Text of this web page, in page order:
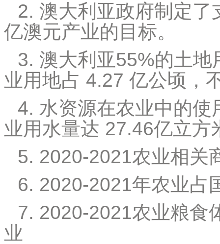
2. 澳大利亚政府制定
亿澳元产业的目标。
3. 澳大利亚55%的土
业用地占 4.27 亿公顷，
4. 水资源在农业中的
业用水量达 27.46亿立方
5. 2020-2021农业相关
6. 2020-2021年农业占
7. 2020-2021农业粮食
业